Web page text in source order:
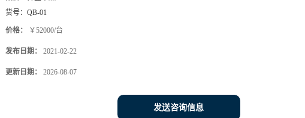
货号： QB-01
价格： ￥52000/台
发布日期： 2021-02-22
更新日期： 2026-08-07
发送咨询信息